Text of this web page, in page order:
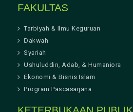
FAKULTAS
Tarbiyah & Ilmu Keguruan
Dakwah
Syariah
Ushuluddin, Adab, & Humaniora
Ekonomi & Bisnis Islam
Program Pascasarjana